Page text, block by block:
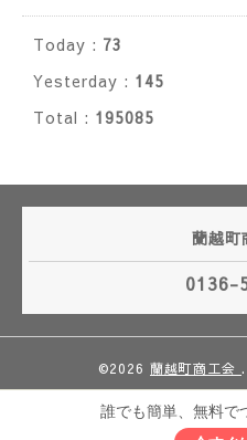
Today : 73
Yesterday : 145
Total : 195085
蘭越町
0136-
©2026 蘭越町商工会
誰でも簡単、無料で